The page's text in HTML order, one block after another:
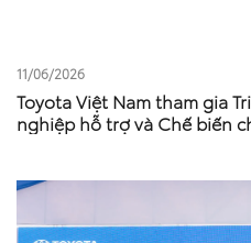
11/06/2026
Toyota Việt Nam tham gia
nghiệp hỗ trợ và